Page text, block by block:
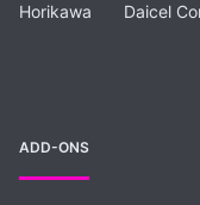
Horikawa
Daicel
ADD-ONS